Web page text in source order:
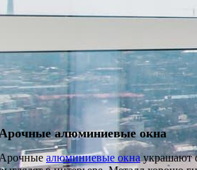
алюминиевые окна
алюминиевые окнаукрашают